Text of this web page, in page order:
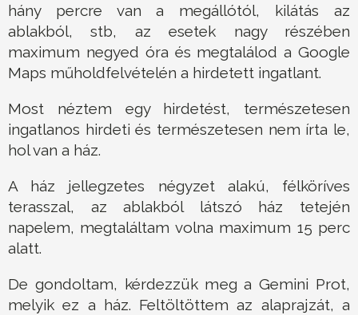
hány percre van a megállótól, kilátás az
ablakból, stb, az esetek nagy részében
maximum negyed óra és megtalálod a Google
Maps műholdfelvételén a hirdetett ingatlant.
Most néztem egy hirdetést, természetesen
ingatlanos hirdeti és természetesen nem írta le,
hol van a ház.
A ház jellegzetes négyzet alakú, félköríves
terasszal, az ablakból látszó ház tetején
napelem, megtaláltam volna maximum 15 perc
alatt.
De gondoltam, kérdezzük meg a Gemini Prot,
melyik ez a ház. Feltöltöttem az alaprajzát, a